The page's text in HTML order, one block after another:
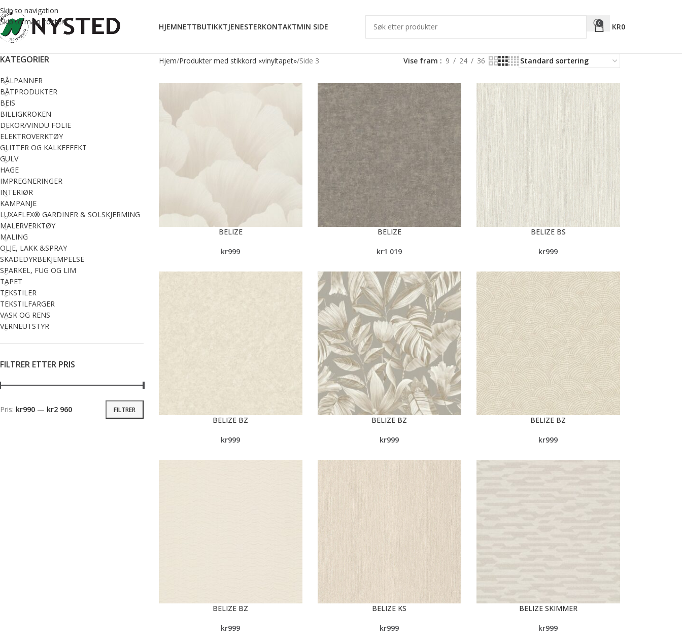
Skip to navigation
Skip to main content
HJEMNETTBUTIKKTJENESTERKONTAKTMIN SIDE 0 KR0
KATEGORIER
BÅLPANNER
BÅTPRODUKTER
BEIS
BILLIGKROKEN
DEKOR/VINDU FOLIE
ELEKTROVERKTØY
GLITTER OG KALKEFFEKT
GULV
HAGE
IMPREGNERINGER
INTERIØR
KAMPANJE
LUXAFLEX® GARDINER & SOLSKJERMING
MALERVERKTØY
MALING
OLJE, LAKK &SPRAY
SKADEDYRBEKJEMPELSE
SPARKEL, FUG OG LIM
TAPET
TEKSTILER
TEKSTILFARGER
VASK OG RENS
VERNEUTSTYR
FILTRER ETTER PRIS
FILTRER
Pris: kr990 — kr2 960
Hjem Produkter med stikkord «vinyltapet» Side 3 Vise fram 9 24 36
BELIZE
kr999
BELIZE
kr1 019
BELIZE BS
kr999
BELIZE BZ
kr999
BELIZE BZ
kr999
BELIZE BZ
kr999
BELIZE BZ
kr999
BELIZE KS
kr999
BELIZE SKIMMER
kr999